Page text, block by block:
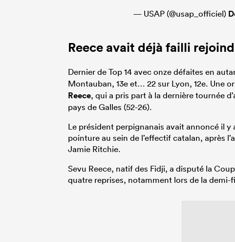
— USAP (@usap_officiel)
Reece avait déjà failli
Dernier de Top 14 avec onze défaites en
Montauban, 13e et… 22 sur Lyon, 12e. Une
Reece, qui a pris part à la dernière tournée
pays de Galles (52-26).
Le président perpignanais avait annoncé il y
pointure au sein de l’effectif catalan, après
Jamie Ritchie.
Sevu Reece, natif des Fidji, a disputé la
quatre reprises, notamment lors de la demi-